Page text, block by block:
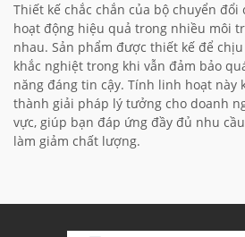
Thiết kế chắc chắn của bộ chuyển
hoạt động hiệu quả trong nhiều môi
nhau. Sản phẩm được thiết kế để
khắc nghiệt trong khi vẫn đảm bảo
năng đáng tin cậy. Tính linh hoạt này
thành giải pháp lý tưởng cho doanh
vực, giúp bạn đáp ứng đầy đủ nhu
làm giảm chất lượng.